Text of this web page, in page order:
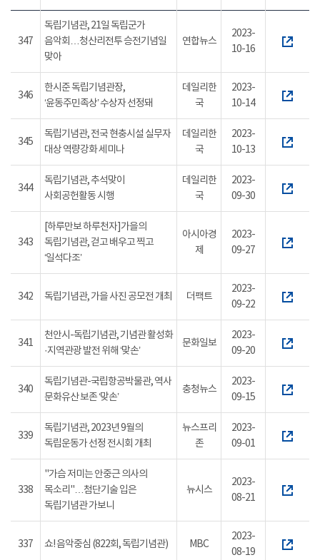
347
독립기념관, 21일 독립군가
음악회…청산리전투 승전기념일
맞아
연합뉴스
2023-
10-16
346
한시준 독립기념관장,
‘윤동주민족상’ 수상자 선정돼
데일리한
국
2023-
10-14
345
독립기념관, 전국 현충시설 실무자
대상 역량강화 세미나
데일리한
국
2023-
10-13
344
독립기념관, 추석맞이
사회공헌활동 시행
데일리한
국
2023-
09-30
343
[하루만보 하루천자]가을의
독립기념관, 걷고 배우고 찍고
‘일석다조’
아시아경
제
2023-
09-27
342 독립기념관, 가을 사진 공모전 개최 더팩트
2023-
09-22
341
천안시-독립기념관, 기념관 활성화
·지역관광 발전 위해 ‘맞손’
문화일보
2023-
09-20
340
독립기념관-국립항공박물관, 역사
문화유산 보존 ‘맞손’
충청뉴스
2023-
09-15
339
독립기념관, 2023년 9월의
독립운동가 선정 전시회 개최
뉴스프리
존
2023-
09-01
338
"가슴 저미는 안중근 의사의
목소리"…첨단기술 입은
독립기념관 가보니
뉴시스
2023-
08-21
337 쇼! 음악중심 (822회, 독립기념관) MBC
2023-
08-19